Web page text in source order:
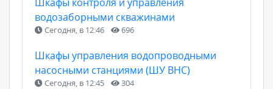
водозаборными скважинами
Сегодня, в 12:46 696
Шкафы управления водопроводными
насосными станциями (ШУ ВНС)
Сегодня, в 12:45 304